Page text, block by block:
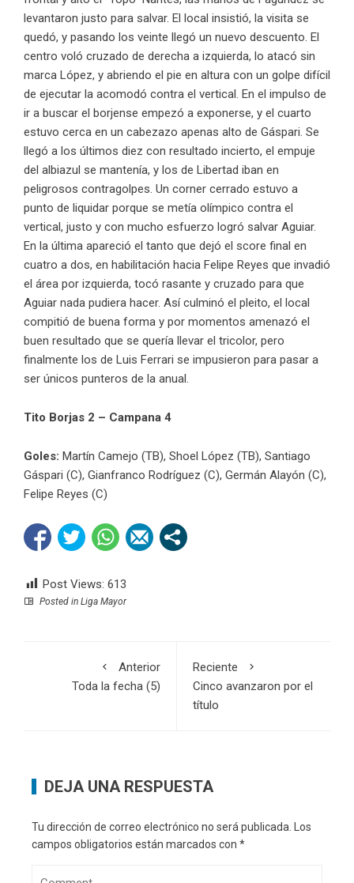
levantaron justo para salvar. El local insistió, la visita se
quedó, y pasando los veinte llegó un nuevo descuento. El
centro voló cruzado de derecha a izquierda, lo atacó sin
marca López, y abriendo el pie en altura con un golpe difícil
de ejecutar la acomodó contra el vertical. En el impulso de
ir a buscar el borjense empezó a exponerse, y el cuarto
estuvo cerca en un cabezazo apenas alto de Gáspari. Se
llegó a los últimos diez con resultado incierto, el empuje
del albiazul se mantenía, y los de Libertad iban en
peligrosos contragolpes. Un corner cerrado estuvo a
punto de liquidar porque se metía olímpico contra el
vertical, justo y con mucho esfuerzo logró salvar Aguiar.
En la última apareció el tanto que dejó el score final en
cuatro a dos, en habilitación hacia Felipe Reyes que invadió
el área por izquierda, tocó rasante y cruzado para que
Aguiar nada pudiera hacer. Así culminó el pleito, el local
compitió de buena forma y por momentos amenazó el
buen resultado que se quería llevar el tricolor, pero
finalmente los de Luis Ferrari se impusieron para pasar a
ser únicos punteros de la anual.
Tito Borjas 2 – Campana 4
Goles: Martín Camejo (TB), Shoel López (TB), Santiago
Gáspari (C), Gianfranco Rodríguez (C), Germán Alayón (C),
Felipe Reyes (C)
Post Views: 613
Posted in Liga Mayor
Anterior
Toda la fecha (5)
Reciente
Cinco avanzaron por el
título
DEJA UNA RESPUESTA
Tu dirección de correo electrónico no será publicada.
Los
campos obligatorios están marcados con *